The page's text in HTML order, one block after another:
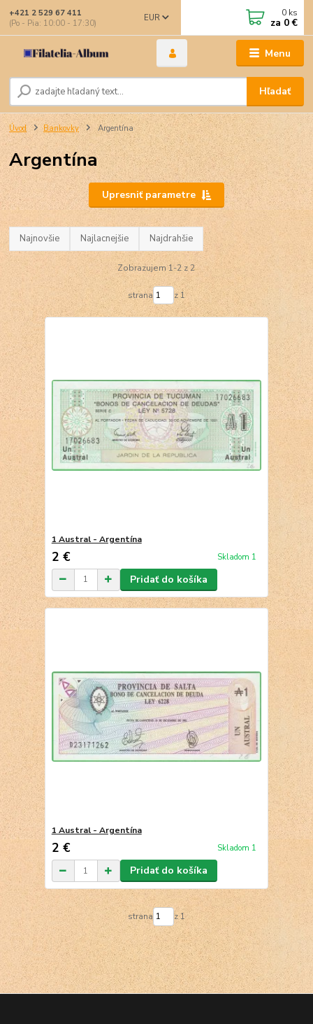
Menu
EUR
Hľadať
+421 2 529 67 411
(Po - Pia: 10:00 - 17:30)
0 ks
za 0 €
Úvod Bankovky Argentína
Argentína
Upresniť parametre
Najnovšie Najlacnejšie Najdrahšie
Zobrazujem 1-2 z 2
strana z 1
1 Austral - Argentína
2 € Skladom 1
Pridať do košíka
1 Austral - Argentína
2 € Skladom 1
Pridať do košíka
strana z 1